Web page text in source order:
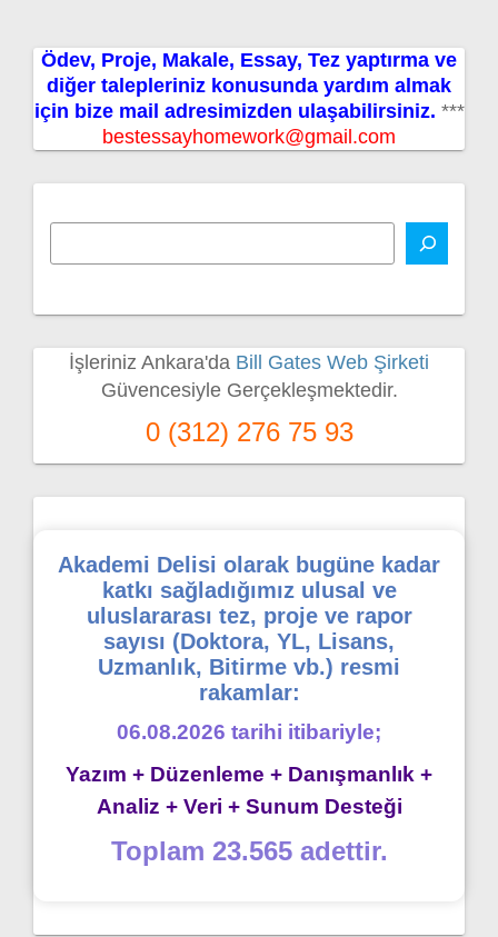
Ödev, Proje, Makale, Essay, Tez yaptırma ve
diğer talepleriniz konusunda yardım almak
için bize mail adresimizden ulaşabilirsiniz. ***
bestessayhomework@gmail.com
İşleriniz Ankara'da Bill Gates Web Şirketi
Güvencesiyle Gerçekleşmektedir.
0 (312) 276 75 93
Akademi Delisi olarak bugüne kadar
katkı sağladığımız ulusal ve
uluslararası tez, proje ve rapor
sayısı (Doktora, YL, Lisans,
Uzmanlık, Bitirme vb.) resmi
rakamlar:
06.08.2026 tarihi itibariyle;
Yazım + Düzenleme + Danışmanlık +
Analiz + Veri + Sunum Desteği
Toplam 23.565 adettir.